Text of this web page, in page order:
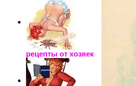
рецепты от хозяек